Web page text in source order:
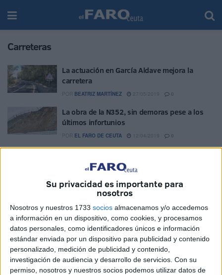
Su privacidad es importante para
nosotros
Nosotros y nuestros 1733 socios almacenamos y/o accedemos
a información en un dispositivo, como cookies, y procesamos
datos personales, como identificadores únicos e información
estándar enviada por un dispositivo para publicidad y contenido
personalizado, medición de publicidad y contenido,
investigación de audiencia y desarrollo de servicios. Con su
permiso, nosotros y nuestros socios podemos utilizar datos de
Carreteras
La actuación en García Aldave mejora la
carretera
BEATRIZ MARTÍNEZ 27/05/2019 0
La obra de la N352, sin demoras pese a los
últimos infortunios
EL FARO DE CEUTA 12/04/2019 0
asfaltar en horario nocturno lunes y martes
Restablecido el tráfico en la intersección entre
la avenida España, zona portuaria y Carretera
de Servicio
POR REDACCIÓN 05/03/2019 0
Atrapados en las colas del puerto: la ruina del
día a día
POR CARMEN ECHARRI 28/02/2019 8